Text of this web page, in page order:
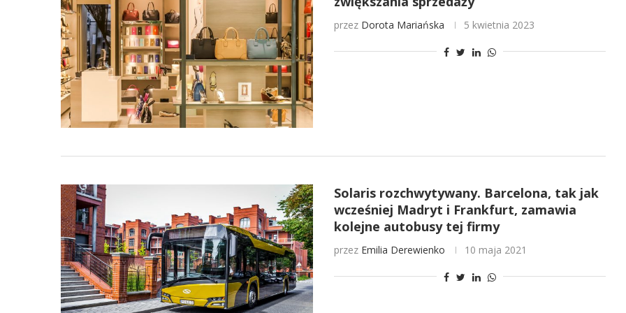
przez Dorota Mariańska 5 kwietnia 2023
Solaris rozchwytywany. Barcelona, tak jak
wcześniej Madryt i Frankfurt, zamawia
kolejne autobusy tej firmy
przez Emilia Derewienko 10 maja 2021